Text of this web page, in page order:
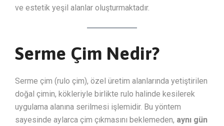
ve estetik yeşil alanlar oluşturmaktadır.
Serme Çim Nedir?
Serme çim (rulo çim), özel üretim alanlarında yetiştirilen
doğal çimin, kökleriyle birlikte rulo halinde kesilerek
uygulama alanına serilmesi işlemidir. Bu yöntem
sayesinde aylarca çim çıkmasını beklemeden, aynı gün